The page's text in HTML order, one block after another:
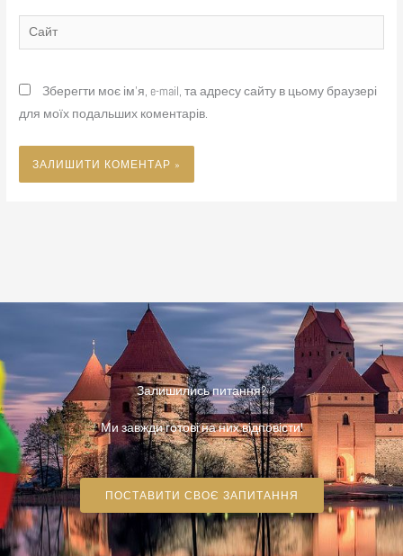
Сайт
Зберегти моє ім'я, e-mail, та адресу сайту в цьому браузері
для моїх подальших коментарів.
Залишились питання?
Ми завжди готові на них відповісти!
ПОСТАВИТИ СВОЄ ЗАПИТАННЯ